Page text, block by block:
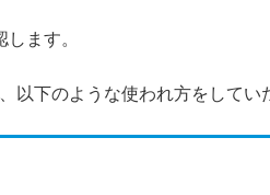
ます。
下のような使われ方をしてい